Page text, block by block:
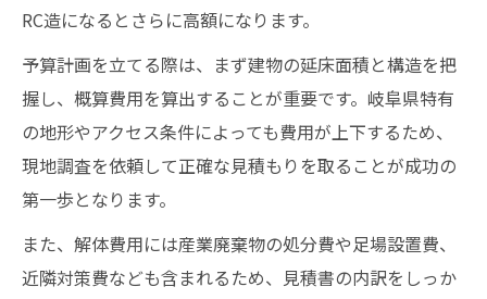
RC造になるとさらに高額になります。
予算計画を立てる際は、まず建物の延床面積と構造を把
握し、概算費用を算出することが重要です。岐阜県特有
の地形やアクセス条件によっても費用が上下するため、
現地調査を依頼して正確な見積もりを取ることが成功の
第一歩となります。
また、解体費用には産業廃棄物の処分費や足場設置費、
近隣対策費なども含まれるため、見積書の内訳をしっか